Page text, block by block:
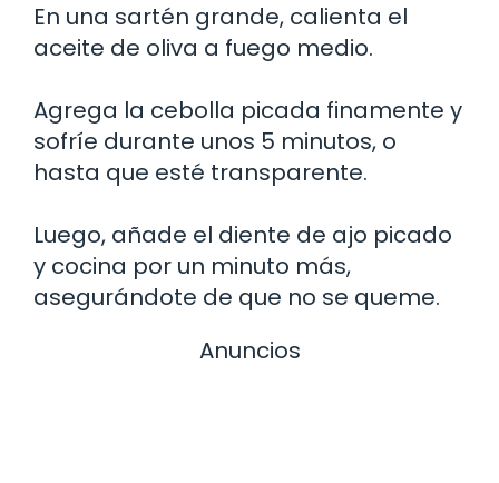
En una sartén grande, calienta el
aceite de oliva a fuego medio.
Agrega la cebolla picada finamente y
sofríe durante unos 5 minutos, o
hasta que esté transparente.
Luego, añade el diente de ajo picado
y cocina por un minuto más,
asegurándote de que no se queme.
Anuncios